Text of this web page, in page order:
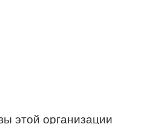
этой организации